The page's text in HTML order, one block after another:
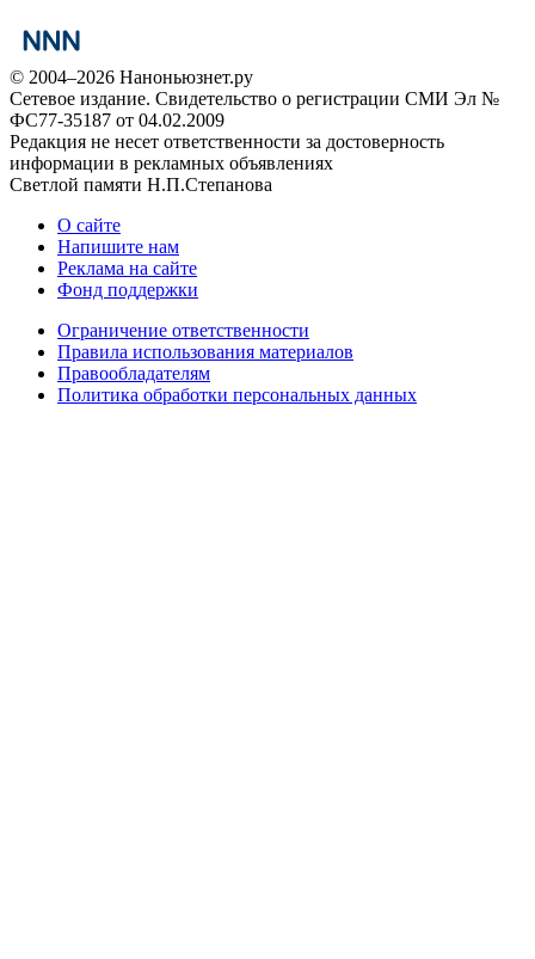
© 2004–2026 Наноньюзнет.ру
Сетевое издание. Свидетельство о регистрации СМИ Эл №
ФС77-35187 от 04.02.2009
Редакция не несет ответственности за достоверность
информации в рекламных объявлениях
Светлой памяти Н.П.Степанова
О сайте
Напишите нам
Реклама на сайте
Фонд поддержки
Ограничение ответственности
Правила использования материалов
Правообладателям
Политика обработки персональных данных